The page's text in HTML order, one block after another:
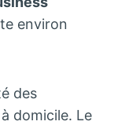
environ
des
domicile. Le